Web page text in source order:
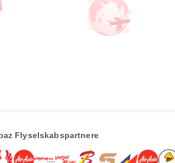
Flyselskabspartnere